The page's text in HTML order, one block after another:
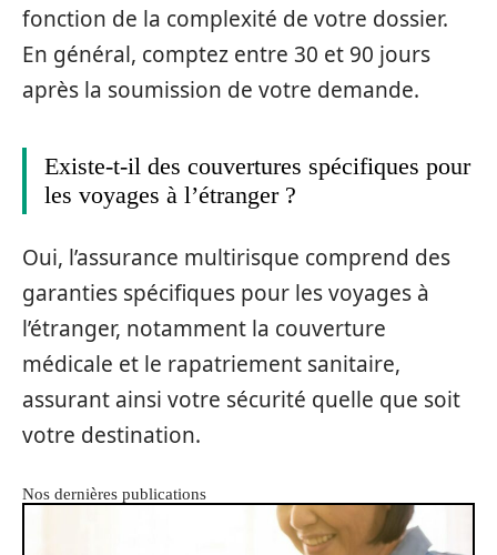
fonction de la complexité de votre dossier.
En général, comptez entre 30 et 90 jours
après la soumission de votre demande.
Existe-t-il des couvertures spécifiques pour
les voyages à l’étranger ?
Oui, l’assurance multirisque comprend des
garanties spécifiques pour les voyages à
l’étranger, notamment la couverture
médicale et le rapatriement sanitaire,
assurant ainsi votre sécurité quelle que soit
votre destination.
Nos dernières publications